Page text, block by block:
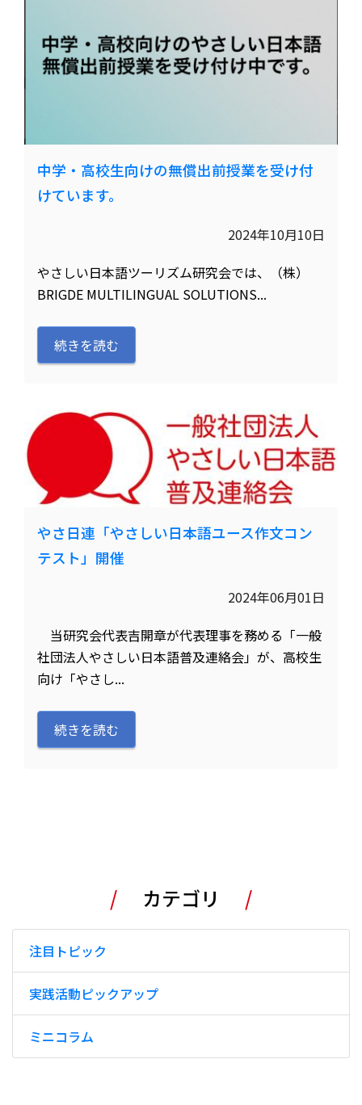
中学・高校生向けの無償出前授業を受け付
けています。
2024年10月10日
やさしい日本語ツーリズム研究会では、（株）
BRIGDE MULTILINGUAL SOLUTIONS...
続きを読む
やさ日連「やさしい日本語ユース作文コン
テスト」開催
2024年06月01日
当研究会代表吉開章が代表理事を務める「一般
社団法人やさしい日本語普及連絡会」が、高校生
向け「やさし...
続きを読む
カテゴリ
注目トピック
実践活動ピックアップ
ミニコラム